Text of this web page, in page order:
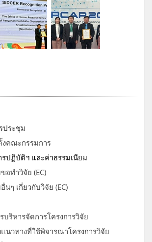
ประชุม
งคณะกรรมการ
รปฏิบัติฯ และค่าธรรมเนียม
อทำวิจัย (EC)
ๆ เกี่ยวกับวิจัย (EC)
ริหารจัดการโครงการวิจัย
นวทางที่ใช้พิจารณาโครงการวิจัย